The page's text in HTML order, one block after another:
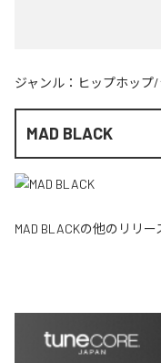
ジャンル： ヒップホップ
MAD BLACK
MAD BLACKの他のリリー